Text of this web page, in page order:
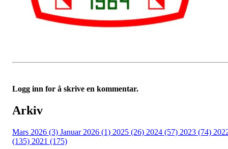
Logg inn for å skrive en kommentar.
Arkiv
Mars 2026 (3) Januar 2026 (1) 2025 (26) 2024 (57) 2023 (74)
(135) 2021 (175)